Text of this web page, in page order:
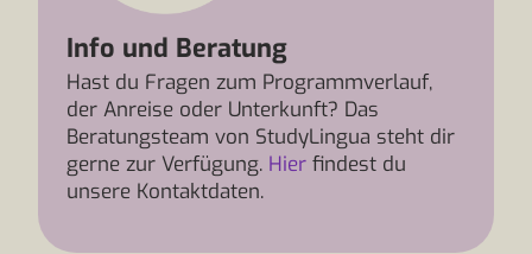
Info und Beratung
Hast du Fragen zum Programmverlauf,
der Anreise oder Unterkunft? Das
Beratungsteam von StudyLingua steht dir
gerne zur Verfügung. Hier findest du
unsere Kontaktdaten.